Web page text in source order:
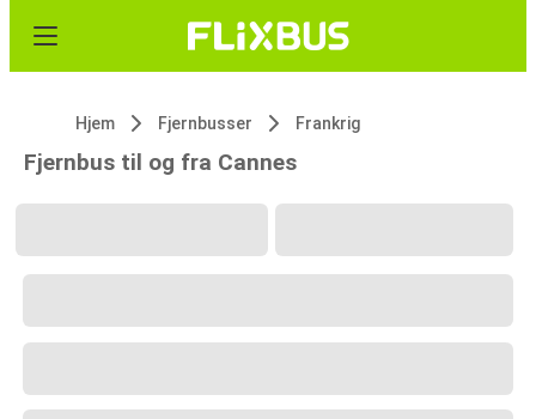
Hjem Fjernbusser Frankrig
Fjernbus til og fra Cannes